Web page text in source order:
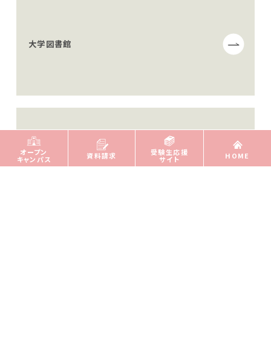
オープン
キャンパス 資料請求 受験生応援
サイト HOME
大学図書館
オープン教育リソース